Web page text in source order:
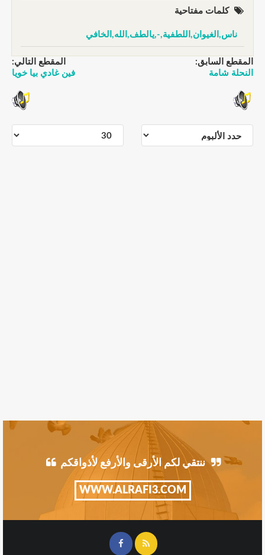
كلمات مفتاحية
ناس,الغيوان,اللطفية,-,يالطف,الله,الخافي
المقطع السابق:
النحلة شامة
المقطع التالي:
فين غادي بيا خويا
ننتقي لكم الأرقى والأرفع لأذواقكم
WWW.ALRAFI3.COM